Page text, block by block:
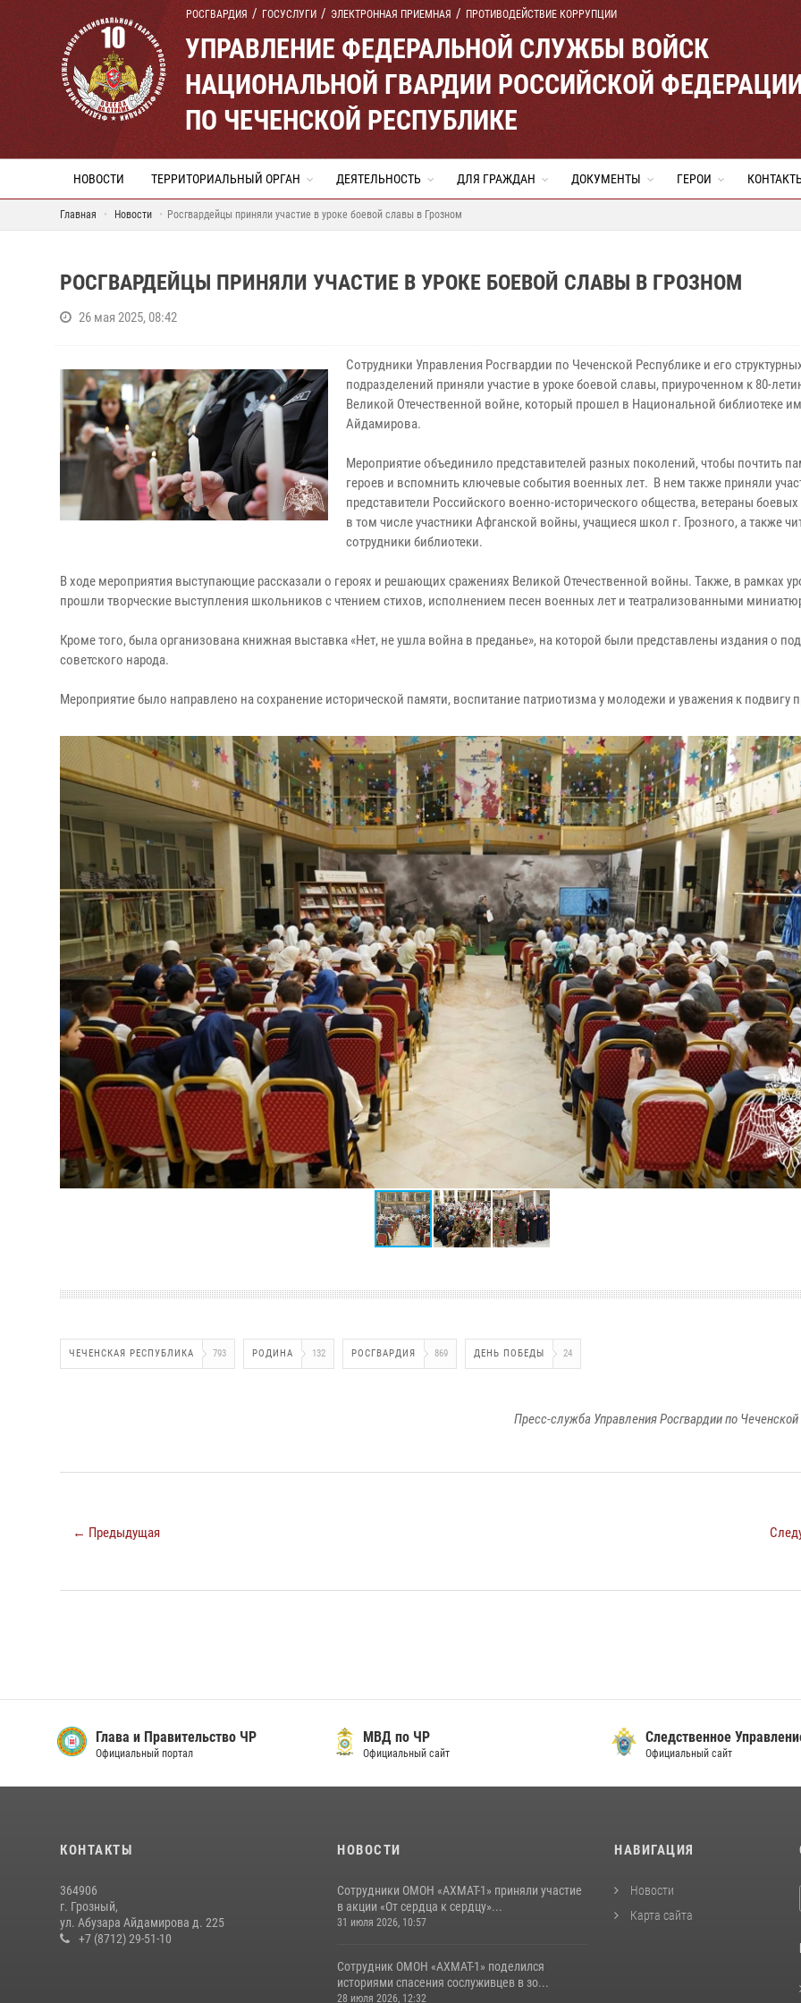
РОСГВАРДИЯ ГОСУСЛУГИ ЭЛЕКТРОННАЯ ПРИЕМНАЯ ПРОТИВОДЕЙСТВИЕ КОРРУПЦИИ
УПРАВЛЕНИЕ ФЕДЕРАЛЬНОЙ СЛУЖБЫ ВОЙСК
НАЦИОНАЛЬНОЙ ГВАРДИИ РОССИЙСКОЙ
ПО ЧЕЧЕНСКОЙ РЕСПУБЛИКЕ
НОВОСТИ ТЕРРИТОРИАЛЬНЫЙ ОРГАН ДЕЯТЕЛЬНОСТЬ ДЛЯ ГРАЖДАН ДОКУМЕНТЫ ГЕРОИ
Главная Новости Росгвардейцы приняли участие в уроке боевой славы в Грозном
РОСГВАРДЕЙЦЫ ПРИНЯЛИ УЧАСТИЕ В УРОКЕ БОЕВОЙ СЛАВЫ В ГРОЗНОМ
26 мая 2025, 08:42
Сотрудники Управления Росгвардии по Чеченской Республике и его
подразделений приняли участие в уроке боевой славы, приуроченном к 80-
Великой Отечественной войне, который прошел в Национальной библиотеке
Айдамирова.
Мероприятие объединило представителей разных поколений, чтобы почтить
героев и вспомнить ключевые события военных лет. В нем также приняли
представители Российского военно-исторического общества, ветераны
в том числе участники Афганской войны, учащиеся школ г. Грозного, а также
сотрудники библиотеки.
В ходе мероприятия выступающие рассказали о героях и решающих сражениях Великой Отечественной войны. Также, в рамках
прошли творческие выступления школьников с чтением стихов, исполнением песен военных лет и театрализованными
Кроме того, была организована книжная выставка «Нет, не ушла война в преданье», на которой были представлены издания о
советского народа.
Мероприятие было направлено на сохранение исторической памяти, воспитание патриотизма у молодежи и уважения к подвигу
ЧЕЧЕНСКАЯ РЕСПУБЛИКА 793 РОДИНА 132 РОСГВАРДИЯ 869 ДЕНЬ ПОБЕДЫ 24
Пресс-служба Управления Росгвардии по
← Предыдущая
Глава и Правительство ЧР
Официальный портал
МВД по ЧР
Официальный сайт
Следственное
Официальный сайт
КОНТАКТЫ
364906
г. Грозный,
ул. Абузара Айдамирова д. 225
+7 (8712) 29-51-10
НОВОСТИ
Сотрудники ОМОН «АХМАТ-1» приняли участие
в акции «От сердца к сердцу»...
31 июля 2026, 10:57
Сотрудник ОМОН «АХМАТ-1» поделился
историями спасения сослуживцев в зо...
28 июля 2026, 12:32
НАВИГАЦИЯ
Новости
Карта сайта